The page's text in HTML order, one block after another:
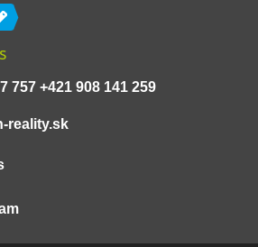
757 +421 908 141 259
reality.sk